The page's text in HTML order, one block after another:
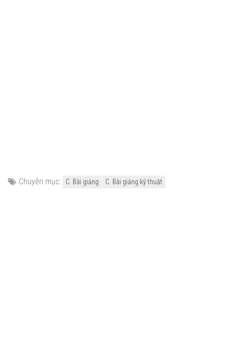
Chuyên mục: C. Bài giảng C. Bài giảng kỹ thuật